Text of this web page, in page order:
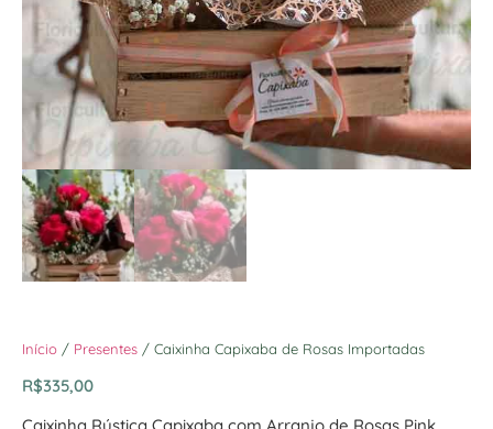
Início / Presentes / Caixinha Capixaba de Rosas Importadas
R$335,00